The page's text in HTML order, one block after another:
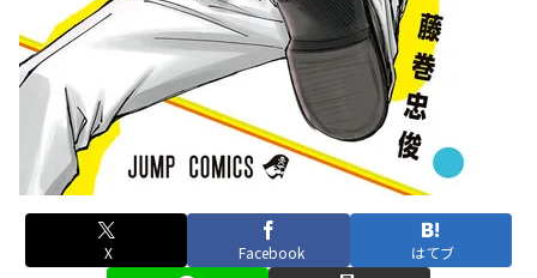
X Facebook はてブ